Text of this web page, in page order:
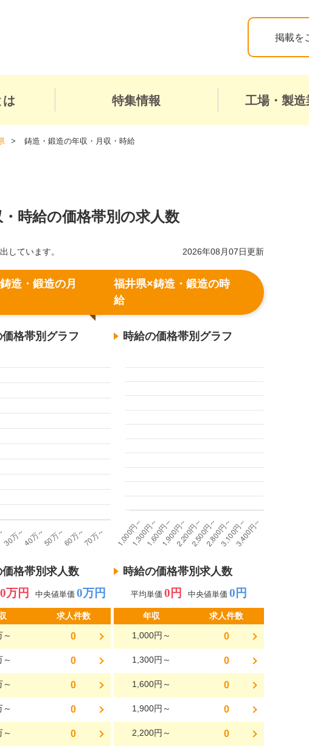
掲載を
は 特集情報 工場・製造
鋳造・鍛造の年収・月収・時給
時給の価格帯別の求人数
2026年08月07日更新
しています。
造・鍛造の月
格帯別グラフ
格帯別求人数
0万円 中央値単価 0万円
求人件数
～
0
～ 0
～ 0
～ 0
～ 0
福井県×鋳造・鍛造の時
給
時給の価格帯別グラフ
時給の価格帯別求人数
平均単価 0円 中央値単価 0円
年収
求人件数
1,000円～
0
1,300円～ 0
1,600円～ 0
1,900円～ 0
2,200円～ 0